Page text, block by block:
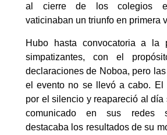
al cierre de los colegios
vaticinaban un triunfo en primera
Hubo hasta convocatoria a la
simpatizantes, con el
declaraciones de Noboa, pero
el evento no se llevó a cabo. El
por el silencio y reapareció al día
comunicado en sus redes
destacaba los resultados de su